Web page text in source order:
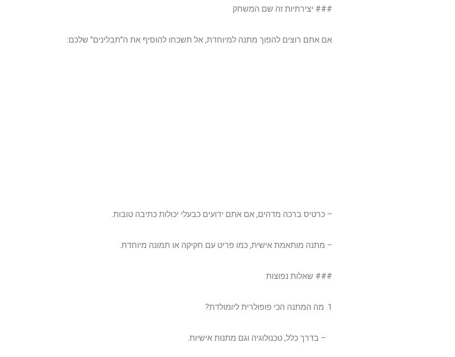
### יצירתיות זה שם המשחק
אם אתם רוצים להפוך מתנה למיוחדת, אל תשכחו להוסיף את ה"תבלינים" שלכם:
– כרטיס ברכה מדהים, אם אתם ידועים כבעלי יכולות כתיבה טובות.
– מתנה מותאמת אישית, כמו פריט עם חקיקה או תמונה מיוחדת.
### שאלות נפוצות
1. מה המתנה הכי פופולרית ליומולדת?
– בדרך כלל, טכנולוגיה וגם מתנות אישיות.